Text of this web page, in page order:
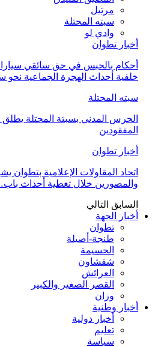
مرتيل
سبته المحتلة
وادي لو
أخبار تطوان
أحكام بالحبس في حق سائقي
خلفية أحداث الهجرة الجماعية نحو
سبته المحتلة
الحرس المدني بسبتة المحتلة يطلق
المفقودين
أخبار تطوان
اتحاد المقاولات الإعلامية بتطوان
والمصورين خلال تغطية أحداث
السابق التالي
أخبار الجهة
تطوان
طنجة-أصيلة
الحسيمة
شفشاون
العرائش
القصر الصغير والكبير
وزان
أخبار وطنية
أخبار دولية
تعليم
سياسة